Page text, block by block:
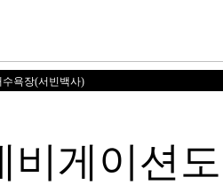
수욕장(서빈백사)
비게이션